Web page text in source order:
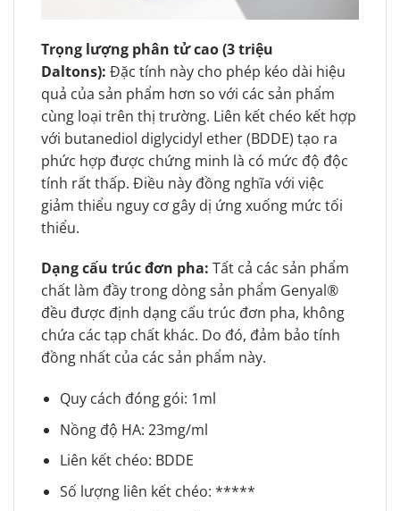
Trọng lượng phân tử cao (3 triệu
Daltons): Đặc tính này cho phép kéo dài hiệu
quả của sản phẩm hơn so với các sản phẩm
cùng loại trên thị trường. Liên kết chéo kết hợp
với butanediol diglycidyl ether (BDDE) tạo ra
phức hợp được chứng minh là có mức độ độc
tính rất thấp. Điều này đồng nghĩa với việc
giảm thiểu nguy cơ gây dị ứng xuống mức tối
thiểu.
Dạng cấu trúc đơn pha: Tất cả các sản phẩm
chất làm đầy trong dòng sản phẩm Genyal®
đều được định dạng cấu trúc đơn pha, không
chứa các tạp chất khác. Do đó, đảm bảo tính
đồng nhất của các sản phẩm này.
Quy cách đóng gói: 1ml
Nồng độ HA: 23mg/ml
Liên kết chéo: BDDE
Số lượng liên kết chéo: *****